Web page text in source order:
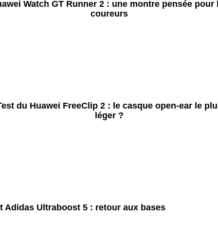
Watch GT Runner 2 : une montre pensée pour
coureurs
du Huawei FreeClip 2 : le casque open-ear le
léger ?
Adidas Ultraboost 5 : retour aux bases